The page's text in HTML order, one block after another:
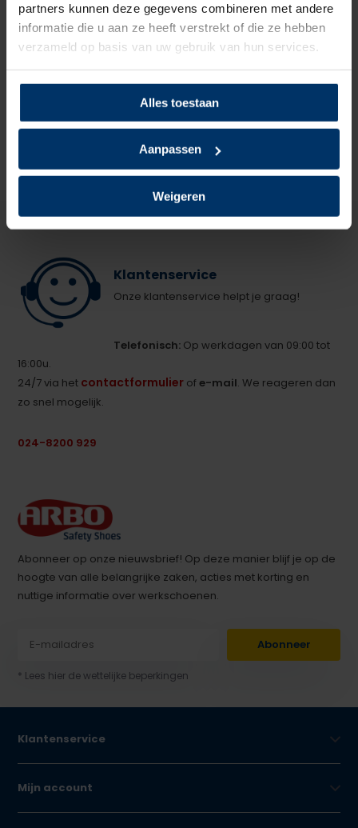
partners kunnen deze gegevens combineren met andere
informatie die u aan ze heeft verstrekt of die ze hebben
verzameld op basis van uw gebruik van hun services.
Alles toestaan
Aanpassen
Weigeren
5 van 5
Prima bedrijf, snelle service en snel geleverd.
Delen
Klantenservice
Onze klantenservice helpt je graag!
Telefonisch: Op werkdagen van 09:00 tot
16:00u.
24/7 via het contactformulier ofe-mail. We reageren dan
zo snel mogelijk.
024-8200 929
Abonneer op onze nieuwsbrief! Op deze manier blijf je op de
hoogte van alle belangrijke zaken, acties met korting en
nuttige informatie over werkschoenen.
Abonneer
* Lees hier de wettelijke beperkingen
Klantenservice
Mijn account